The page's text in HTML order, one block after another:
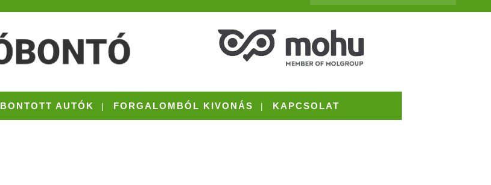
BONTOTT AUTÓK FORGALOMBÓL KIVONÁS KAPCSOLAT